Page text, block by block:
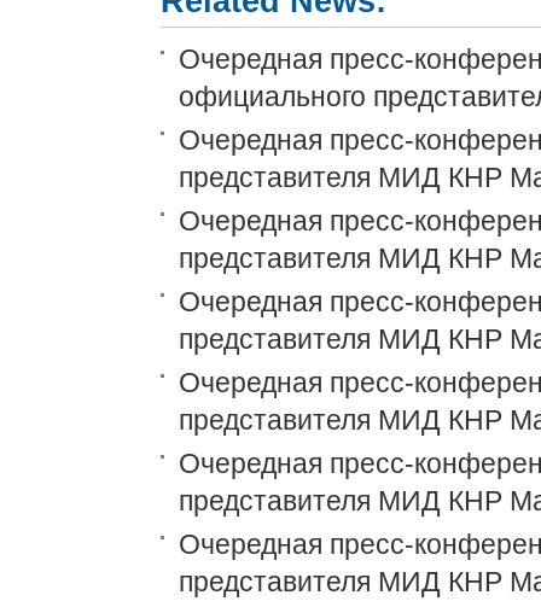
Очередная пресс-
официального
Очередная пресс-
представителя МИД КНР
Очередная пресс-
представителя МИД КНР
Очередная пресс-
представителя МИД КНР
Очередная пресс-
представителя МИД КНР
Очередная пресс-
представителя МИД КНР
Очередная пресс-
представителя МИД КНР